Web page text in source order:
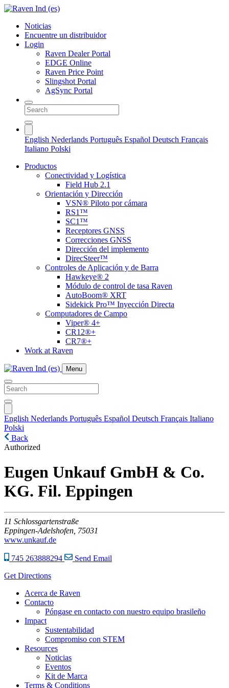
Noticias
Encuentre un distribuidor
Login
Raven Dealer Portal
EDGE Online
Raven Price Point
Slingshot Portal
AgSync Portal
English Nederlands Português Español Deutsch Français
Italiano Polski
Productos
Conectividad y Logística
Field Hub 2.1
Orientación y Dirección
VSN® Piloto por cámara
RS1™
SC1™
Receptores GNSS
Correcciones GNSS
Dirección del implemento
DirecSteer™
Controles de Aplicación y de Barra
Hawkeye® 2
Módulo de control de tasa Raven
AutoBoom® XRT
Sidekick Pro™ Inyección Directa
Computadores de Campo
Viper® 4+
CR12®+
CR7®+
Work at Raven
Menu
English Nederlands Português Español Deutsch Français Italiano
Polski
Back
Authorized
Eugen Unkauf GmbH & Co.
KG. Fil. Eppingen
11 Schlossgartenstraße
Eppingen-Adelshofen, 75031
www.unkauf.de
745 263888294
Send Email
Get Directions
Acerca de Raven
Contacto
Póngase en contacto con nuestro equipo brasileño
Impact
Sustentabilidad
Compromiso con STEM
Resources
Noticias
Eventos
Kit de Marca
Terms & Conditions